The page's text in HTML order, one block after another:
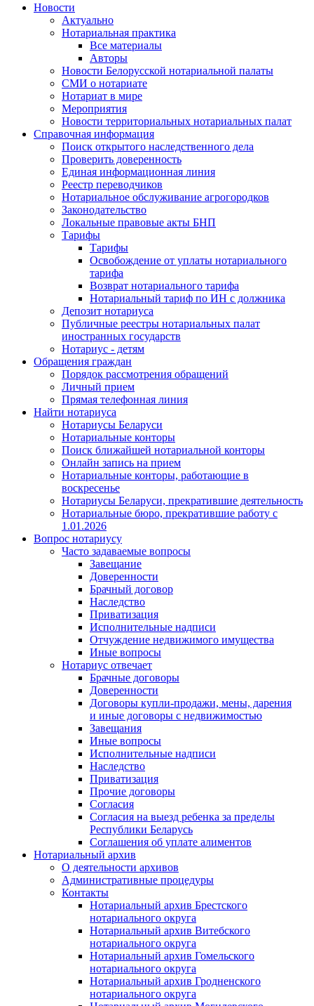
Новости
Актуально
Нотариальная практика
Все материалы
Авторы
Новости Белорусской нотариальной палаты
СМИ о нотариате
Нотариат в мире
Мероприятия
Новости территориальных нотариальных палат
Справочная информация
Поиск открытого наследственного дела
Проверить доверенность
Единая информационная линия
Реестр переводчиков
Нотариальное обслуживание агрогородков
Законодательство
Локальные правовые акты БНП
Тарифы
Тарифы
Освобождение от уплаты нотариального
тарифа
Возврат нотариального тарифа
Нотариальный тариф по ИН с должника
Депозит нотариуса
Публичные реестры нотариальных палат
иностранных государств
Нотариус - детям
Обращения граждан
Порядок рассмотрения обращений
Личный прием
Прямая телефонная линия
Найти нотариуса
Нотариусы Беларуси
Нотариальные конторы
Поиск ближайшей нотариальной конторы
Онлайн запись на прием
Нотариальные конторы, работающие в
воскресенье
Нотариусы Беларуси, прекратившие деятельность
Нотариальные бюро, прекратившие работу с
1.01.2026
Вопрос нотариусу
Часто задаваемые вопросы
Завещание
Доверенности
Брачный договор
Наследство
Приватизация
Исполнительные надписи
Отчуждение недвижимого имущества
Иные вопросы
Нотариус отвечает
Брачные договоры
Доверенности
Договоры купли-продажи, мены, дарения
и иные договоры с недвижимостью
Завещания
Иные вопросы
Исполнительные надписи
Наследство
Приватизация
Прочие договоры
Согласия
Согласия на выезд ребенка за пределы
Республики Беларусь
Соглашения об уплате алиментов
Нотариальный архив
О деятельности архивов
Административные процедуры
Контакты
Нотариальный архив Брестского
нотариального округа
Нотариальный архив Витебского
нотариального округа
Нотариальный архив Гомельского
нотариального округа
Нотариальный архив Гродненского
нотариального округа